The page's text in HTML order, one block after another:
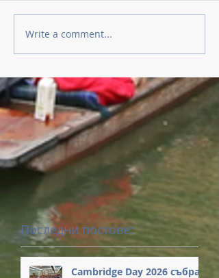
Write a comment...
Последни постове:
Cambridge Day 2026 събра